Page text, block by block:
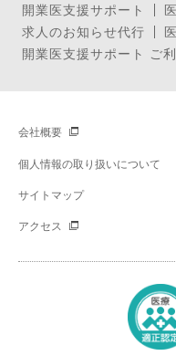
開業医支援サポート
求人のお知らせ代行
開業医支援サポート ご
会社概要
個人情報の取り扱いについて
サイトマップ
アクセス